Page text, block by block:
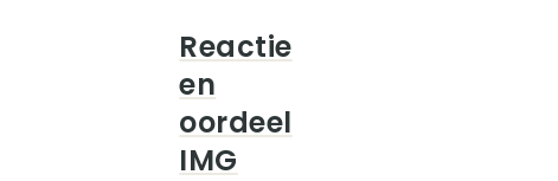
Reactie
en
oordeel
IMG